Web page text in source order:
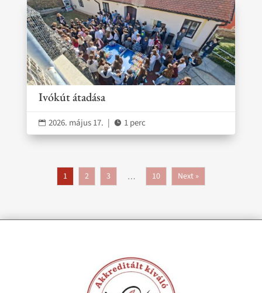
Ivókút átadása
 2026. május 17. |  1 perc
1 2 3 … 10 Next »